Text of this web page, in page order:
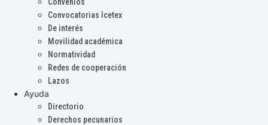
Convenios
Convocatorias Icetex
De interés
Movilidad académica
Normatividad
Redes de cooperación
Lazos
Ayuda
Directorio
Derechos pecunarios